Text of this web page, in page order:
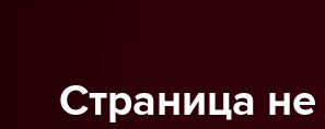
Страница